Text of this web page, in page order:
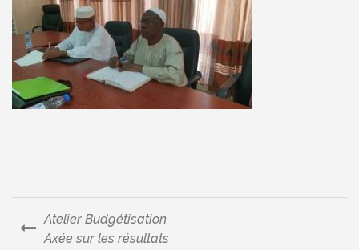
Navigation
Atelier Budgétisation
Axée sur les résultats